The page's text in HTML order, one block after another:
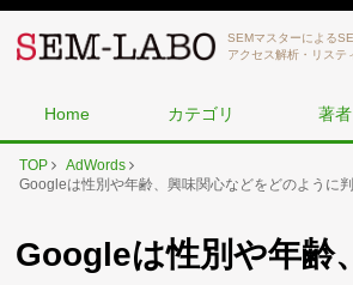
SEMマスターによる
アクセス解析・リステ
Home カテゴリ 著者
TOP
AdWords
Googleは性別や年齢、興味関心などをどのように
Googleは性別や年齢